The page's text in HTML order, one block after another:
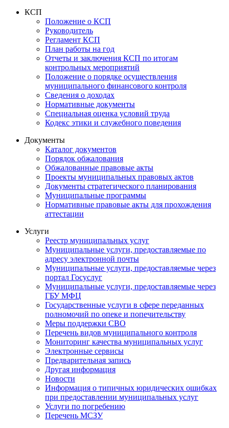
КСП
Положение о КСП
Руководитель
Регламент КСП
План работы на год
Отчеты и заключения КСП по итогам
контрольных мероприятий
Положение о порядке осуществления
муниципального финансового контроля
Сведения о доходах
Нормативные документы
Специальная оценка условий труда
Кодекс этики и служебного поведения
Документы
Каталог документов
Порядок обжалования
Обжалованные правовые акты
Проекты муниципальных правовых актов
Документы стратегического планирования
Муниципальные программы
Нормативные правовые акты для прохождения
аттестации
Услуги
Реестр муниципальных услуг
Муниципальные услуги, предоставляемые по
адресу электронной почты
Муниципальные услуги, предоставляемые через
портал Госуслуг
Муниципальные услуги, предоставляемые через
ГБУ МФЦ
Государственные услуги в сфере переданных
полномочий по опеке и попечительству
Меры поддержки СВО
Перечень видов муниципального контроля
Мониторинг качества муниципальных услуг
Электронные сервисы
Предварительная запись
Другая информация
Новости
Информация о типичных юридических ошибках
при предоставлении муниципальных услуг
Услуги по погребению
Перечень МСЗУ